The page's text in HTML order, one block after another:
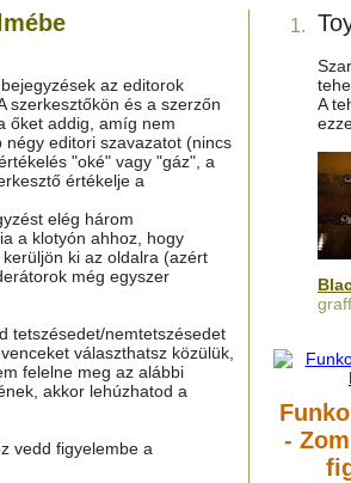
az editorok
szerkesztőkön és a szerzőn
őket addig, amíg nem
négy editori szavazatot (nincs
"oké" vagy "gáz", a
értékelje a
elég három
a klotyón ahhoz, hogy
ki az oldalra (azért
még egyszer
tetszésedet/nemtetszésedet
választhatsz közülük,
felelne meg az alábbi
akkor lehúzhatod a
vedd figyelembe a
1.
A
-